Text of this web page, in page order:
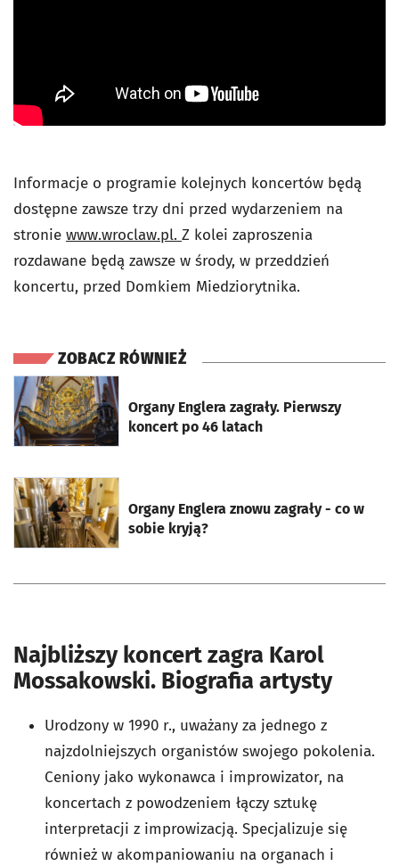
Informacje o programie kolejnych koncertów będą
dostępne zawsze trzy dni przed wydarzeniem na
stronie www.wroclaw.pl. Z kolei zaproszenia
rozdawane będą zawsze w środy, w przeddzień
koncertu, przed Domkiem Miedziorytnika.
ZOBACZ RÓWNIEŻ
Organy Englera zagrały. Pierwszy
koncert po 46 latach
otworzy się w nowej karcie
Organy Englera znowu zagrały - co w
sobie kryją?
otworzy się w nowej karcie
Najbliższy koncert zagra Karol
Mossakowski. Biografia artysty
Urodzony w 1990 r., uważany za jednego z
najzdolniejszych organistów swojego pokolenia.
Ceniony jako wykonawca i improwizator, na
koncertach z powodzeniem łączy sztukę
interpretacji z improwizacją. Specjalizuje się
również w akompaniowaniu na organach i